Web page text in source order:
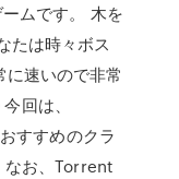
ムです。 木を
たは時々ボス
速いので非常
回は、
すすめのクラ
なお、Torrent